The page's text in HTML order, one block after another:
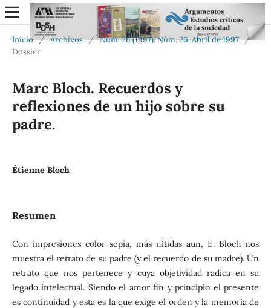
Inicio / Archivos / Núm. 26 (1997): Núm. 26, Abril de 1997 /
Dossier
Marc Bloch. Recuerdos y
reflexiones de un hijo sobre su
padre.
Étienne Bloch
Resumen
Con impresiones color sepia, más nítidas aun, E. Bloch nos
muestra el retrato de su padre (y el recuerdo de su madre). Un
retrato que nos pertenece y cuya objetividad radica en su
legado intelectual. Siendo el amor fin y principio el presente
es continuidad y esta es la que exige el orden y la memoria de